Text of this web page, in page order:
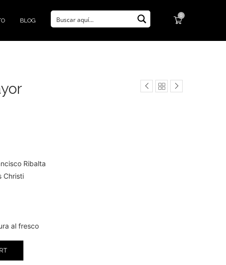
BLOG
0
Ribalta
Christi
al fresco